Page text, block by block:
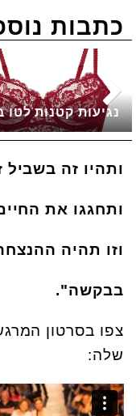
כתבות
נגיעות קטנות לטו
ותהיו זה בשביל
ותחגגו את
וזו תהיה
בבקשה".
צפו בסרטון
שלה: